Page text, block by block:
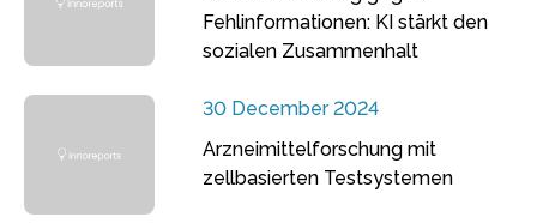
Fehlinformationen: KI stärkt den
sozialen Zusammenhalt
30 December 2024
Arzneimittelforschung mit
zellbasierten Testsystemen